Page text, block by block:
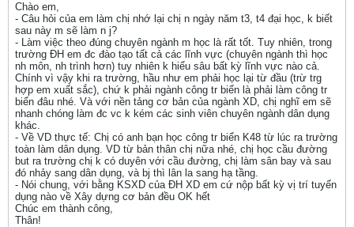
Chào em,
- Câu hỏi của em làm chị nhớ lại chị n ngày năm t3, t4 đại học, k biết
sau này m sẽ làm n j?
- Làm việc theo đúng chuyên ngành m học là rất tốt. Tuy nhiên, trong
trường ĐH em đc đào tạo tất cả các lĩnh vực (chuyên ngành thì học
nh môn, nh trình hơn) tuy nhiên k hiểu sâu bất kỳ lĩnh vực nào cả.
Chính vì vậy khi ra trường, hầu như em phải học lại từ đầu (trừ trg
hợp em xuất sắc), chứ k phải ngành công tr biển là phải làm công tr
biển đâu nhé. Và với nền tảng cơ bản của ngành XD, chị nghĩ em sẽ
nhanh chóng làm đc vc k kém các sinh viên chuyên ngành dân dụng
khác.
- Về VD thực tế: Chị có anh bạn học công tr biển K48 từ lúc ra trường
toàn làm dân dụng. VD từ bản thân chị nữa nhé, chị học cầu đường
but ra trường chị k có duyên với cầu đường, chị làm sân bay và sau
đó nhảy sang dân dụng, và bj thì lân la sang hạ tầng.
- Nói chung, với bằng KSXD của ĐH XD em cứ nộp bất kỳ vị trí tuyển
dụng nào về Xây dựng cơ bản đều OK hết
Chúc em thành công,
Thân!